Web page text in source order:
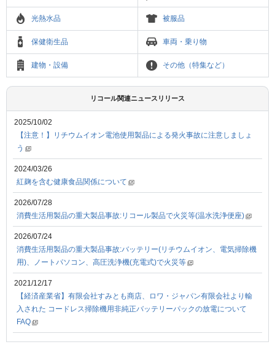
光熱水品 被服品
保健衛生品 車両・乗り物
建物・設備 その他（特集など）
リコール関連ニュースリリース
2025/10/02
【注意！】リチウムイオン電池使用製品による発火事故に注意しましょ
う
2024/03/26
紅麹を含む健康食品関係について
2026/07/28
消費生活用製品の重大製品事故:リコール製品で火災等(温水洗浄便座)
2026/07/24
消費生活用製品の重大製品事故:バッテリー(リチウムイオン、電気掃除機
用)、ノートパソコン、高圧洗浄機(充電式)で火災等
2021/12/17
【経済産業省】有限会社すみとも商店、ロワ・ジャパン有限会社より輸
⼊された コードレス掃除機⽤⾮純正バッテリーパックの放電について
FAQ